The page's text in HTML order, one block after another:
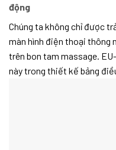
động
Chúng ta không chỉ được
màn hình điện thoại thông
trên bon tam massage.
này trong thiết kế bảng